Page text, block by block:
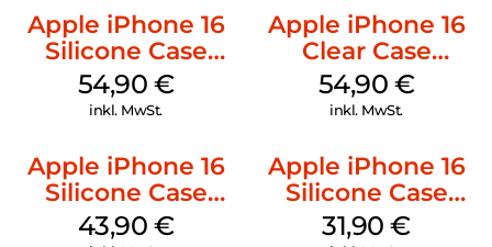
Apple iPhone 16
Silicone Case
MagSafe Black
54,90 €
inkl. MwSt.
Apple iPhone 16
Clear Case
MagSafe
Transparent
54,90 €
inkl. MwSt.
Apple iPhone 16
Silicone Case
MagSafe Plum
43,90 €
Apple iPhone 16
Silicone Case
MagSafe Fuchsia
31,90€